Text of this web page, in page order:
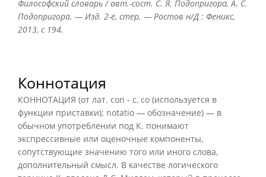
Философский словарь / авт.-сост. С. Я. Подопригора, А. С.
Подопригора. — Изд. 2-е, стер. — Ростов н/Д : Феникс,
2013, с 194.
Коннотация
КОННОТАЦИЯ (от лат. con - с, со (используется в
функции приставки); notatio — обозначение) — в
обычном употреблении под К. понимают
экспрессивные или оценочные компоненты,
сопутствующие значению того или иного слова,
дополнительный смысл. В качестве логического